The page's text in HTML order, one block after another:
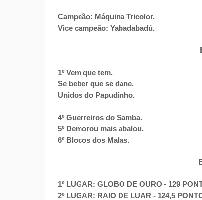
Campeão: Máquina Tricolor.
Vice campeão: Yabadabadú.
1º Vem que tem.
Se beber que se dane.
Unidos do Papudinho.
4º Guerreiros do Samba.
5º Demorou mais abalou.
6º Blocos dos Malas.
1º LUGAR: GLOBO DE OURO - 129
2º LUGAR: RAIO DE LUAR - 124,5